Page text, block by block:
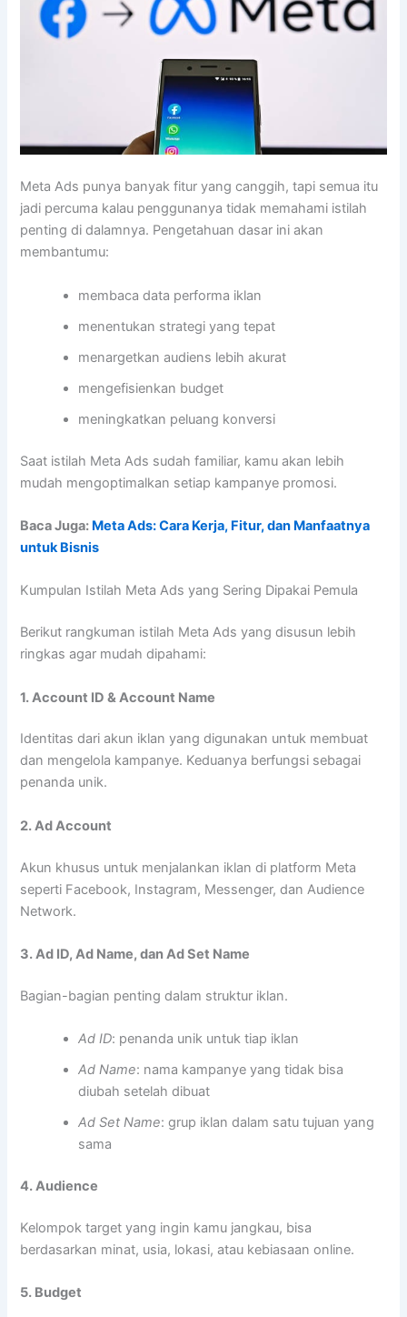
Meta Ads punya banyak fitur yang canggih, tapi semua itu
jadi percuma kalau penggunanya tidak memahami istilah
penting di dalamnya. Pengetahuan dasar ini akan
membantumu:
membaca data performa iklan
menentukan strategi yang tepat
menargetkan audiens lebih akurat
mengefisienkan budget
meningkatkan peluang konversi
Saat istilah Meta Ads sudah familiar, kamu akan lebih
mudah mengoptimalkan setiap kampanye promosi.
Baca Juga: Meta Ads: Cara Kerja, Fitur, dan Manfaatnya
untuk Bisnis
Kumpulan Istilah Meta Ads yang Sering Dipakai Pemula
Berikut rangkuman istilah Meta Ads yang disusun lebih
ringkas agar mudah dipahami:
1. Account ID & Account Name
Identitas dari akun iklan yang digunakan untuk membuat
dan mengelola kampanye. Keduanya berfungsi sebagai
penanda unik.
2. Ad Account
Akun khusus untuk menjalankan iklan di platform Meta
seperti Facebook, Instagram, Messenger, dan Audience
Network.
3. Ad ID, Ad Name, dan Ad Set Name
Bagian-bagian penting dalam struktur iklan.
Ad ID: penanda unik untuk tiap iklan
Ad Name: nama kampanye yang tidak bisa
diubah setelah dibuat
Ad Set Name: grup iklan dalam satu tujuan yang
sama
4. Audience
Kelompok target yang ingin kamu jangkau, bisa
berdasarkan minat, usia, lokasi, atau kebiasaan online.
5. Budget